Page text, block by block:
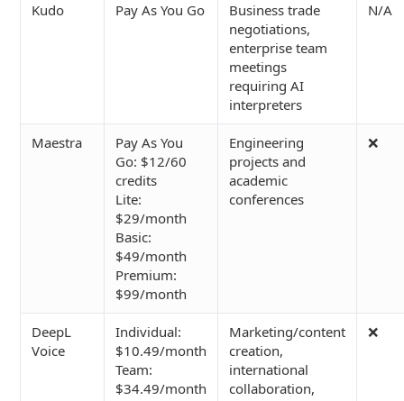
Kudo Pay As You Go
Business trade
negotiations,
enterprise team
meetings
requiring AI
interpreters
N/A
Maestra
Pay As You
Go: $12/60
credits
Lite:
$29/month
Basic:
$49/month
Premium:
$99/month
Engineering
projects and
academic
conferences
❌
DeepL
Voice
Individual:
$10.49/month
Team:
$34.49/month
Marketing/content
creation,
international
collaboration,
❌